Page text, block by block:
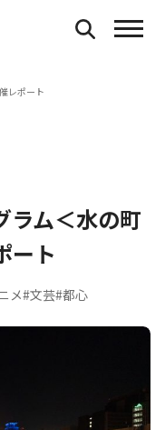
レポート
ラム＜水の町
ート
メ#文芸#都心